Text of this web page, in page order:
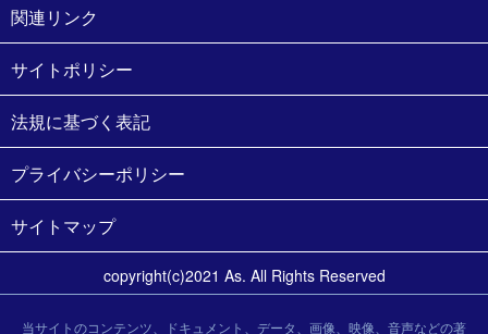
関連リンク
サイトポリシー
法規に基づく表記
プライバシーポリシー
サイトマップ
copyright(c)2021 As. All Rights Reserved
当サイトのコンテンツ、ドキュメント、データ、画像、映像、音声などの著